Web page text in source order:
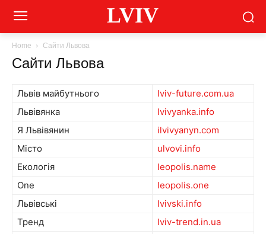
LVIV
Home Сайти Львова
Сайти Львова
Львів майбутнього
lviv-future.com.ua
Львівянка
lvivyanka.info
Я Львівянин
ilvivyanyn.com
Місто
ulvovi.info
Екологія
leopolis.name
One
leopolis.one
Львівські
lvivski.info
Тренд
lviv-trend.in.ua